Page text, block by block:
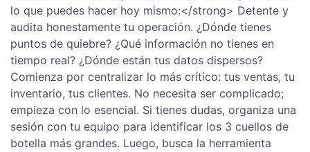
lo que puedes hacer hoy mismo:</strong> Detente y
audita honestamente tu operación. ¿Dónde tienes
puntos de quiebre? ¿Qué información no tienes en
tiempo real? ¿Dónde están tus datos dispersos?
Comienza por centralizar lo más crítico: tus ventas, tu
inventario, tus clientes. No necesita ser complicado;
empieza con lo esencial. Si tienes dudas, organiza una
sesión con tu equipo para identificar los 3 cuellos de
botella más grandes. Luego, busca la herramienta